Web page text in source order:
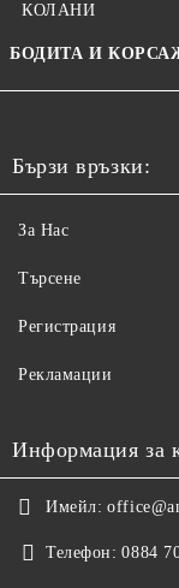
КОЛАНИ
БОДИТА И
Бързи връзки:
За Нас
Търсене
Регистрация
Рекламации
Информация за
Имейл:
Телефон: 0884